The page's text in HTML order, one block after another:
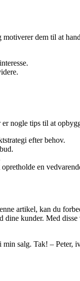
dem til at
nogle tips til at
efter behov.
en
artikel, kan du
dine kunder. Med
min salg. Tak! – Peter,